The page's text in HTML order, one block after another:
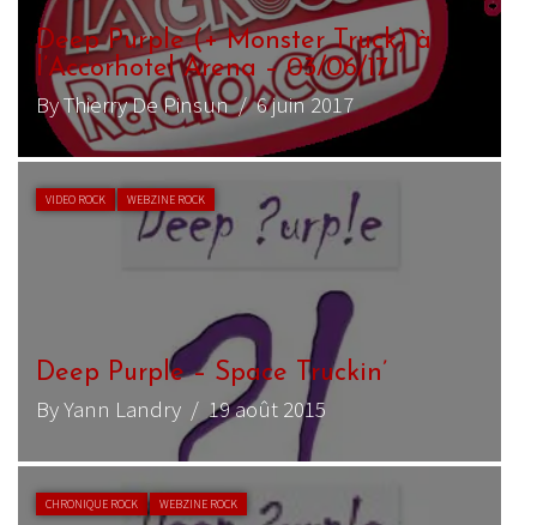
Deep Purple (+ Monster Truck) à
l’Accorhotel Arena – 03/06/17
By Thierry De Pinsun/ 6 juin 2017
VIDEO ROCK WEBZINE ROCK
Deep Purple – Space Truckin’
By Yann Landry / 19 août 2015
CHRONIQUE ROCK WEBZINE ROCK